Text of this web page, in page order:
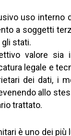
uso interno
a soggetti
gli stati.
valore sia
legale e
dei dati, i
allo
trattato.
è uno dei più